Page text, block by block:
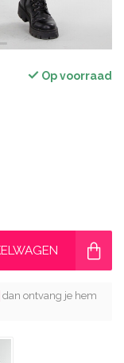
Op voorraad
dan ontvang je hem